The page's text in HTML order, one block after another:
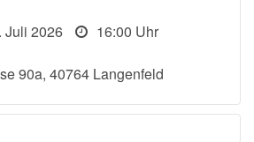
Juli 2026 16:00 Uhr
90a, 40764 Langenfeld